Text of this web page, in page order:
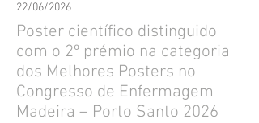
22/06/2026
Poster científico distinguido
com o 2º prémio na categoria
dos Melhores Posters no
Congresso de Enfermagem
Madeira – Porto Santo 2026